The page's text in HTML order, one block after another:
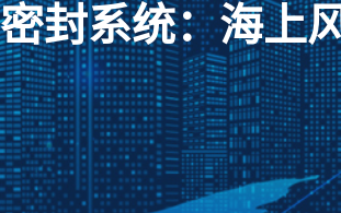
封系统：海上